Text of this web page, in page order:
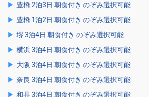
豊橋 2泊3日 朝食付き のぞみ選択可能
豊橋 1泊2日 朝食付き のぞみ選択可能
堺 3泊4日 朝食付き のぞみ選択可能
横浜 3泊4日 朝食付き のぞみ選択可能
大阪 3泊4日 朝食付き のぞみ選択可能
奈良 3泊4日 朝食付き のぞみ選択可能
和具 3泊4日 朝食付き のぞみ選択可能